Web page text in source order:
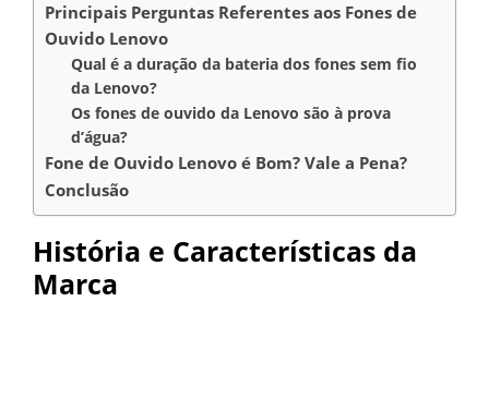
Principais Perguntas Referentes aos Fones de
Ouvido Lenovo
Qual é a duração da bateria dos fones sem fio
da Lenovo?
Os fones de ouvido da Lenovo são à prova
d’água?
Fone de Ouvido Lenovo é Bom? Vale a Pena?
Conclusão
História e Características da
Marca